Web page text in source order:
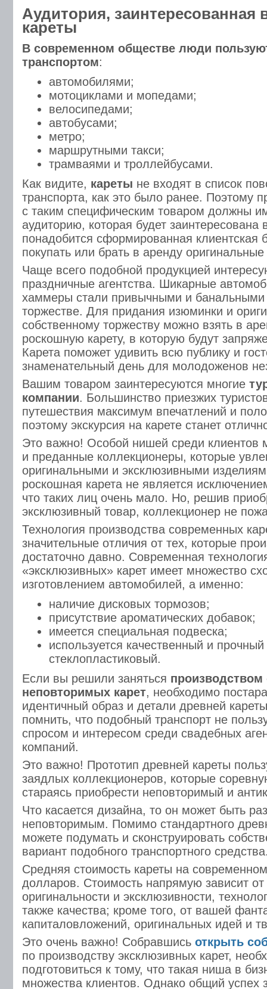
Аудитория, заинтересованная
кареты
В современном обществе люди
транспортом:
автомобилями;
мотоциклами и мопедами;
велосипедами;
автобусами;
метро;
маршрутными такси;
трамваями и троллейбусами.
Как видите, кареты не входят в список
транспорта, как это было ранее. Поэтому
с таким специфическим товаром должны
аудиторию, которая будет
понадобится сформированная клиентская
покупать или брать в аренду
Чаще всего подобной продукцией
праздничные агентства. Шикарные
хаммеры стали привычными и
торжестве. Для придания изюминки и
собственному торжеству можно взять в
роскошную карету, в которую будут
Карета поможет удивить всю публику и
знаменательный день для молодоженов
Вашим товаром заинтересуются многие
компании. Большинство приезжих
путешествия максимум впечатлений и
поэтому экскурсия на карете станет
Это важно! Особой нишей среди клиентов
и преданные коллекционеры, которые
оригинальными и эксклюзивными
роскошная карета не является
что таких лиц очень мало. Но, решив
эксклюзивный товар, коллекционер не
Технология производства современных
значительные отличия от тех, которые
достаточно давно. Современная
«эксклюзивных» карет имеет множество
изготовлением автомобилей, а именно:
наличие дисковых тормозов;
присутствие ароматических добавок;
имеется специальная подвеска;
используется качественный и
стеклопластиковый.
Если вы решили заняться
неповторимых карет, необходимо
идентичный образ и детали древней
помнить, что подобный транспорт не
спросом и интересом среди свадебных
компаний.
Это важно! Прототип древней кареты
заядлых коллекционеров, которые
стараясь приобрести неповторимый и
Что касается дизайна, то он может быть
неповторимым. Помимо стандартного
можете подумать и сконструировать
вариант подобного транспортного
Средняя стоимость кареты на
долларов. Стоимость напрямую зависит
оригинальности и эксклюзивности,
также качества; кроме того, от вашей
капиталовложений, оригинальных идей и
Это очень важно! Собравшись открыть
по производству эксклюзивных карет,
подготовиться к тому, что такая ниша в
множества клиентов. Однако общий успех